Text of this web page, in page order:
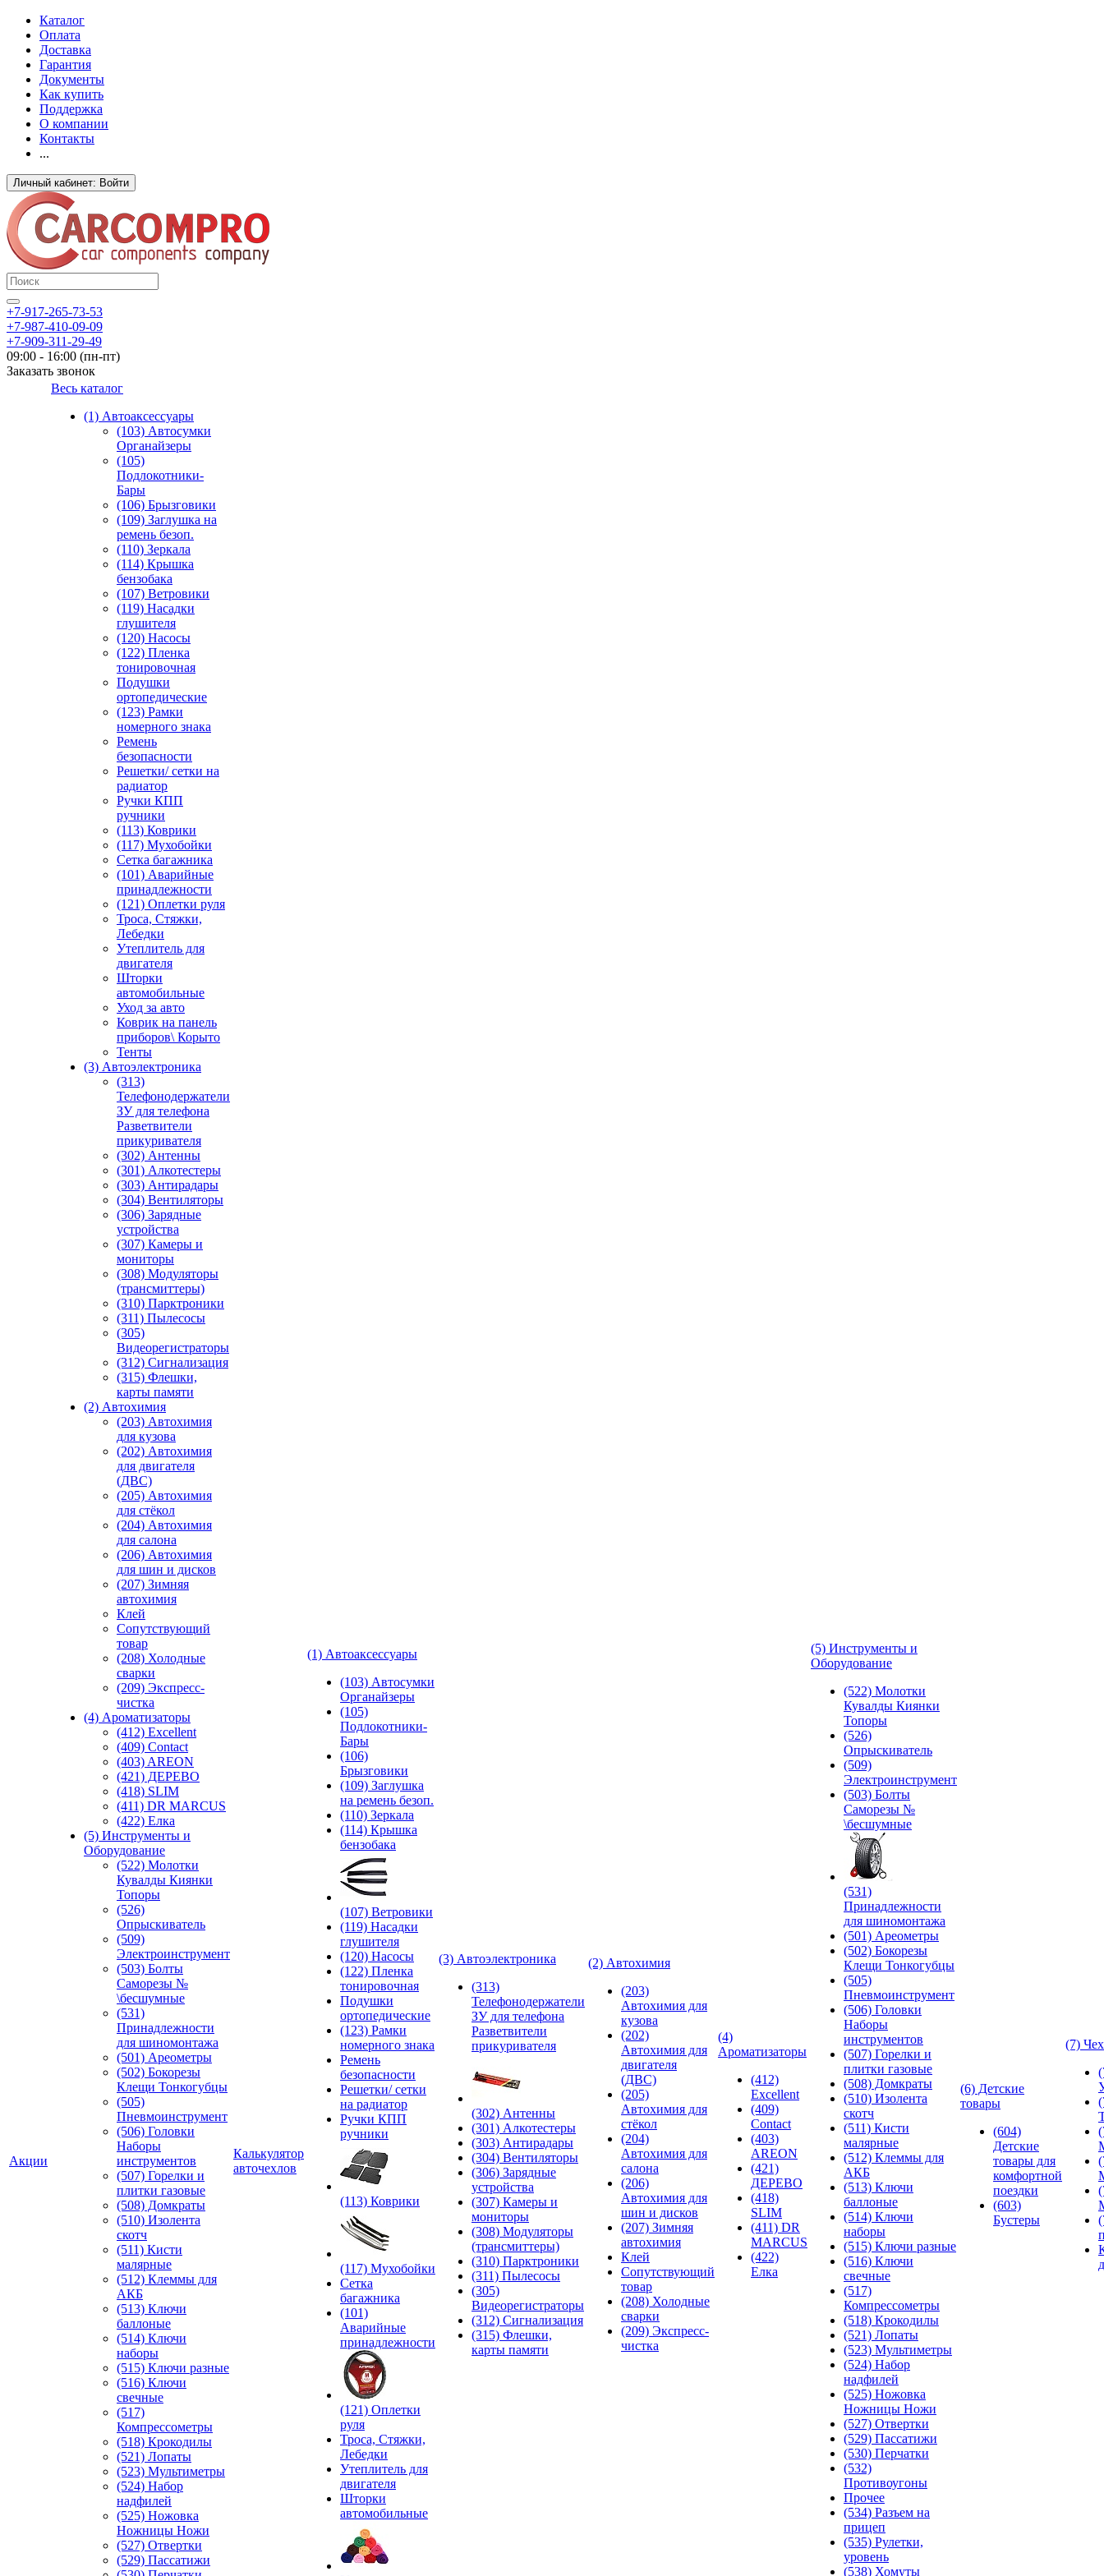
Каталог
Оплата
Доставка
Гарантия
Документы
Как купить
Поддержка
О компании
Контакты
...
Личный кабинет: Войти
+7-917-265-73-53
+7-987-410-09-09
+7-909-311-29-49
09:00 - 16:00 (пн-пт)
Заказать звонок
Акции
Весь каталог
(1) Автоаксессуары
(103) Автосумки
Органайзеры
(105)
Подлокотники-
Бары
(106) Брызговики
(109) Заглушка на
ремень безоп.
(110) Зеркала
(114) Крышка
бензобака
(107) Ветровики
(119) Насадки
глушителя
(120) Насосы
(122) Пленка
тонировочная
Подушки
ортопедические
(123) Рамки
номерного знака
Ремень
безопасности
Решетки/ сетки на
радиатор
Ручки КПП
ручники
(113) Коврики
(117) Мухобойки
Сетка багажника
(101) Аварийные
принадлежности
(121) Оплетки руля
Троса, Стяжки,
Лебедки
Утеплитель для
двигателя
Шторки
автомобильные
Уход за авто
Коврик на панель
приборов\ Корыто
Тенты
(3) Автоэлектроника
(313)
Телефонодержатели
ЗУ для телефона
Разветвители
прикуривателя
(302) Антенны
(301) Алкотестеры
(303) Антирадары
(304) Вентиляторы
(306) Зарядные
устройства
(307) Камеры и
мониторы
(308) Модуляторы
(трансмиттеры)
(310) Парктроники
(311) Пылесосы
(305)
Видеорегистраторы
(312) Сигнализация
(315) Флешки,
карты памяти
(2) Автохимия
(203) Автохимия
для кузова
(202) Автохимия
для двигателя
(ДВС)
(205) Автохимия
для стёкол
(204) Автохимия
для салона
(206) Автохимия
для шин и дисков
(207) Зимняя
автохимия
Клей
Сопутствующий
товар
(208) Холодные
сварки
(209) Экспреcс-
чистка
(4) Ароматизаторы
(412) Excellent
(409) Contact
(403) AREON
(421) ДЕРЕВО
(418) SLIM
(411) DR MARCUS
(422) Елка
(5) Инструменты и
Оборудование
(522) Молотки
Кувалды Киянки
Топоры
(526)
Опрыскиватель
(509)
Электроинструмент
(503) Болты
Саморезы №
\бесшумные
(531)
Принадлежности
для шиномонтажа
(501) Ареометры
(502) Бокорезы
Клещи Тонкогубцы
(505)
Пневмоинструмент
(506) Головки
Наборы
инструментов
(507) Горелки и
плитки газовые
(508) Домкраты
(510) Изолента
скотч
(511) Кисти
малярные
(512) Клеммы для
АКБ
(513) Ключи
баллоные
(514) Ключи
наборы
(515) Ключи разные
(516) Ключи
свечные
(517)
Компрессометры
(518) Крокодилы
(521) Лопаты
(523) Мультиметры
(524) Набор
надфилей
(525) Ножовка
Ножницы Ножи
(527) Отвертки
(529) Пассатижи
Калькулятор
авточехлов
(1) Автоаксессуары
(103) Автосумки
Органайзеры
(105)
Подлокотники-
Бары
(106)
Брызговики
(109) Заглушка
на ремень безоп.
(110) Зеркала
(114) Крышка
бензобака
(107) Ветровики
(119) Насадки
глушителя
(120) Насосы
(122) Пленка
тонировочная
Подушки
ортопедические
(123) Рамки
номерного знака
Ремень
безопасности
Решетки/ сетки
на радиатор
Ручки КПП
ручники
(113) Коврики
(117) Мухобойки
Сетка
багажника
(101)
Аварийные
принадлежности
(121) Оплетки
руля
Троса, Стяжки,
Лебедки
Утеплитель для
двигателя
Шторки
автомобильные
(3) Автоэлектроника
(313)
Телефонодержатели
ЗУ для телефона
Разветвители
прикуривателя
(302) Антенны
(301) Алкотестеры
(303) Антирадары
(304) Вентиляторы
(306) Зарядные
устройства
(307) Камеры и
мониторы
(308) Модуляторы
(трансмиттеры)
(310) Парктроники
(311) Пылесосы
(305)
Видеорегистраторы
(312) Сигнализация
(315) Флешки,
карты памяти
(2) Автохимия
(203)
Автохимия для
кузова
(202)
Автохимия для
двигателя
(ДВС)
(205)
Автохимия для
стёкол
(204)
Автохимия для
салона
(206)
Автохимия для
шин и дисков
(207) Зимняя
автохимия
Клей
Сопутствующий
товар
(208) Холодные
сварки
(209) Экспреcс-
чистка
(4)
Ароматизаторы
(412)
Excellent
(409)
Contact
(403)
AREON
(421)
ДЕРЕВО
(418)
SLIM
(411) DR
MARCUS
(422)
Елка
(5) Инструменты и
Оборудование
(522) Молотки
Кувалды Киянки
Топоры
(526)
Опрыскиватель
(509)
Электроинструмент
(503) Болты
Саморезы №
\бесшумные
(531)
Принадлежности
для шиномонтажа
(501) Ареометры
(502) Бокорезы
Клещи Тонкогубцы
(505)
Пневмоинструмент
(506) Головки
Наборы
инструментов
(507) Горелки и
плитки газовые
(508) Домкраты
(510) Изолента
скотч
(511) Кисти
малярные
(512) Клеммы для
АКБ
(513) Ключи
баллоные
(514) Ключи
наборы
(515) Ключи разные
(516) Ключи
свечные
(517)
Компрессометры
(518) Крокодилы
(521) Лопаты
(523) Мультиметры
(524) Набор
надфилей
(525) Ножовка
Ножницы Ножи
(527) Отвертки
(529) Пассатижи
(530) Перчатки
(532)
Противоугоны
Прочее
(534) Разъем на
прицеп
(535) Рулетки,
уровень
(538) Хомуты
(6) Детские
товары
(604)
Детские
товары для
комфортной
поездки
(603)
Бустеры
(7)